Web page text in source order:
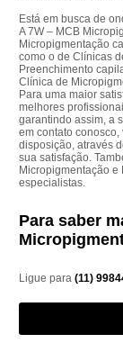
Está em busca de
A 7W – MCB
Micropigmentação
como o de Clínicas
Preenchimento
Clínica de
Para uma maior
melhores
garantindo assim, a
em contato
disposição, através
sua satisfação.
Micropigmentação e
especialistas.
Para saber
Ligue para(11)